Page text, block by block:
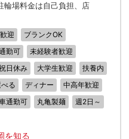
場料金は自己負担、店
迎
ブランクOK
勤可
未経験者歓迎
日休み 大学生歓迎
扶養内
る ディナー
中高年歓迎
通勤可 丸亀製麺 週2日～
を知る